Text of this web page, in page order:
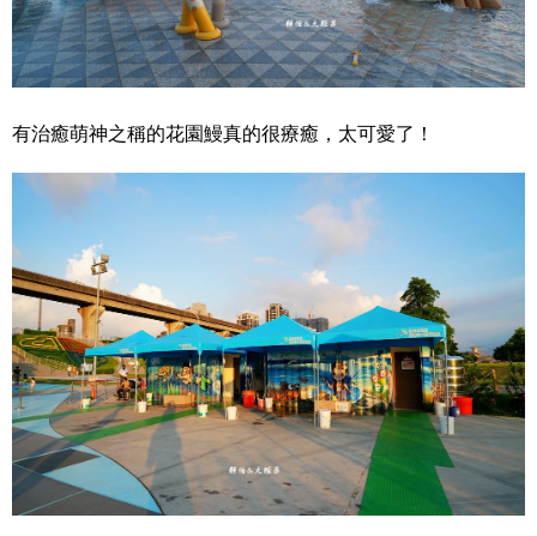
有治癒萌神之稱的花園鰻真的很療癒，太可愛了！